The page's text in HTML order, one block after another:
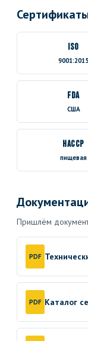
ISO
9001:2015
FDA
США
HACCP
пищевая
Пришлём документ
PDF
PDF Каталог